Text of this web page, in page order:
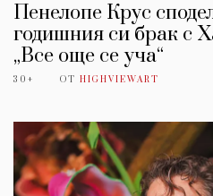
Пенелопе Крус
годишния си брак с
„Все още се уча“
30+ ОТ HIGHVIEWART